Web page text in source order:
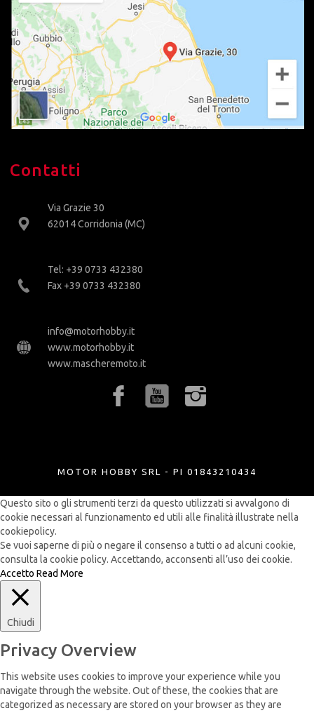
Contatti
Via Grazie 30
62014 Corridonia (MC)
Tel: +39 0733 432380
Fax +39 0733 432380
info@motorhobby.it
www.motorhobby.it
www.mascheremoto.it
MOTOR HOBBY SRL - PI 01843210434
Questo sito o gli strumenti terzi da questo utilizzati si avvalgono di
cookie necessari al funzionamento ed utili alle finalità illustrate nella
cookiepolicy.
Se vuoi saperne di più o negare il consenso a tutti o ad alcuni cookie,
consulta la cookie policy. Accettando, acconsenti all’uso dei cookie.
Accetto Read More
Chiudi
Privacy Overview
This website uses cookies to improve your experience while you
navigate through the website. Out of these, the cookies that are
categorized as necessary are stored on your browser as they are